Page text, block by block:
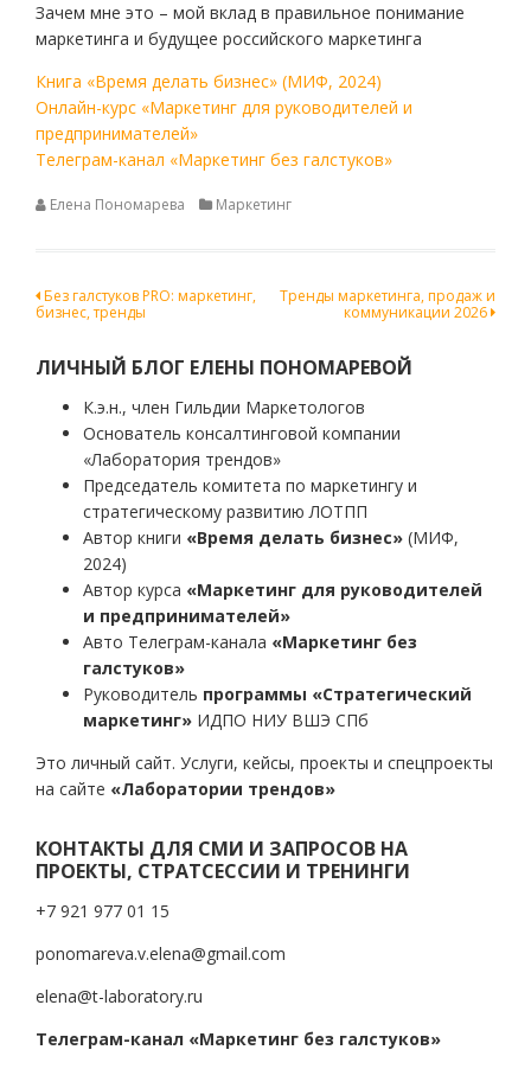
Зачем мне это – мой вклад в правильное понимание
маркетинга и будущее российского маркетинга
Книга «Время делать бизнес» (МИФ, 2024)
Онлайн-курс «Маркетинг для руководителей и
предпринимателей»
Телеграм-канал «Маркетинг без галстуков»
Елена Пономарева Маркетинг
Навигация
записям
Без галстуков PRO: маркетинг,
бизнес, тренды
Тренды маркетинга, продаж и
коммуникации 2026
ЛИЧНЫЙ БЛОГ ЕЛЕНЫ ПОНОМАРЕВОЙ
К.э.н., член Гильдии Маркетологов
Основатель консалтинговой компании
«Лаборатория трендов»
Председатель комитета по маркетингу и
стратегическому развитию ЛОТПП
Автор книги «Время делать бизнес» (МИФ,
2024)
Автор курса «Маркетинг для руководителей
и предпринимателей»
Авто Телеграм-канала «Маркетинг без
галстуков»
Руководитель программы «Стратегический
маркетинг» ИДПО НИУ ВШЭ СПб
Это личный сайт. Услуги, кейсы, проекты и спецпроекты
на сайте «Лаборатории трендов»
КОНТАКТЫ ДЛЯ СМИ И ЗАПРОСОВ НА
ПРОЕКТЫ, СТРАТСЕССИИ И ТРЕНИНГИ
+7 921 977 01 15
ponomareva.v.elena@gmail.com
elena@t-laboratory.ru
Телеграм-канал «Маркетинг без галстуков»